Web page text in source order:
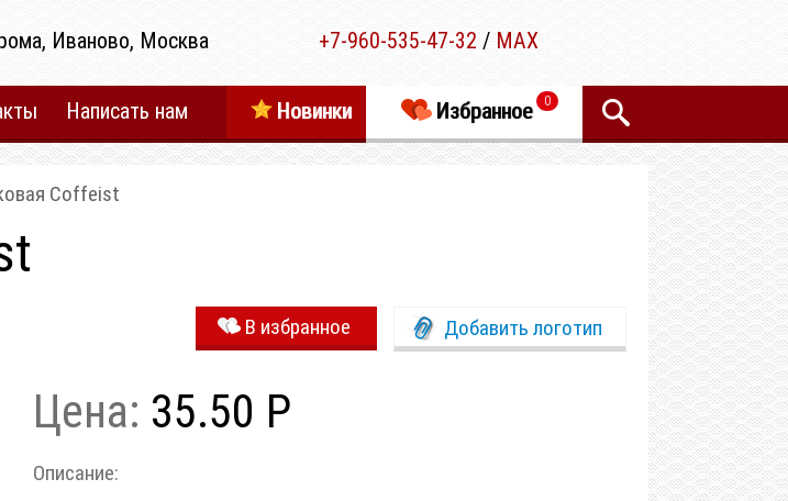
+7-960-535-47-32 / MAX
Иваново, Москва
Написать нам 0
Избранное
Новинки
Coffeist
Добавить логотип
В избранное
Цена: 35.50 Р
Описание: